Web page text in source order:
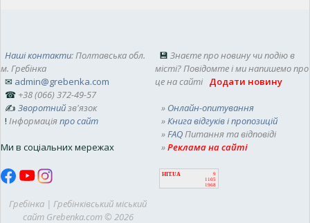
Наші контакти: Полтавська обл.
м. Гребінка
✉ admin@grebenka.com
☎ +38 (066) 372-49-57
✍ Зворотний зв'язок
! Інформаціяпро сайт
Ми в соціальних мережах
Гребінка | Гребінківський міський
сайт Grebenka.com © 2026
💾 Знаєте про новину чи подію в
місті? Повідомте і ми напишемо про
це на сайті Додати новину
» Онлайн-опитування
» Книга відгуків і пропозицій
» FAQ Питання та відповіді
»Реклама на сайті
HIT.UA
9
1105
1968